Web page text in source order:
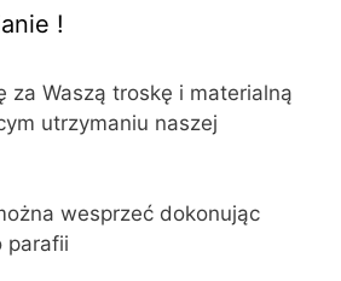
!
za Waszą troskę i materialną
utrzymaniu naszej
wesprzeć dokonując
parafii